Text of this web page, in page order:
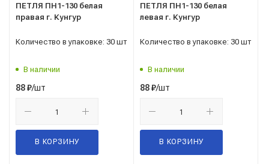
ПЕТЛЯ ПН1-130 белая
правая г. Кунгур
Количество в упаковке: 30 шт
В наличии
88₽/шт
В КОРЗИНУ
ПЕТЛЯ ПН1-130 белая
левая г. Кунгур
Количество в упаковке: 30 шт
В наличии
88₽/шт
В КОРЗИНУ